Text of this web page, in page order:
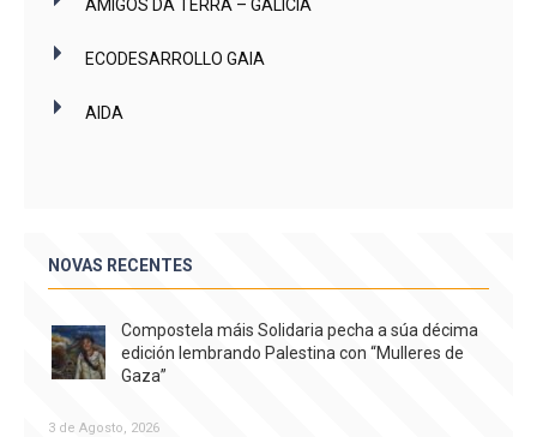
AMIGOS DA TERRA – GALICIA
ECODESARROLLO GAIA
AIDA
NOVAS RECENTES
Compostela máis Solidaria pecha a súa décima
edición lembrando Palestina con “Mulleres de
Gaza”
3 de Agosto, 2026